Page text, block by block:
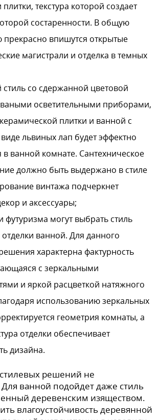
текстура которой создает
состаренности. В общую
впишутся открытые
магистрали и отделка в темных
со сдержанной цветовой
осветительными приборами,
плитки и ванной с
львиных лап будет эффектно
в ванной комнате. Сантехническое
должно быть выдержано в стиле
винтажа подчеркнет
и аксессуары;
футуризма могут выбрать стиль
ванной. Для данного
характерна фактурность
с зеркальными
и яркой расцветкой натяжного
использованию зеркальных
геометрия комнаты, а
отделки обеспечивает
дизайна.
решений не
Для ванной подойдет даже стиль
деревенским изяществом.
влагоустойчивость деревянной